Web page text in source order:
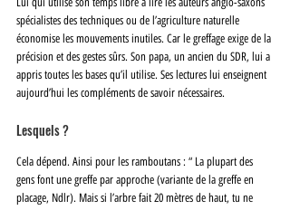
spécialistes des techniques ou de l’agriculture naturelle
économise les mouvements inutiles. Car le greffage exige de la
précision et des gestes sûrs. Son papa, un ancien du SDR, lui a
appris toutes les bases qu’il utilise. Ses lectures lui enseignent
aujourd’hui les compléments de savoir nécessaires.
Lesquels ?
Cela dépend. Ainsi pour les ramboutans : “ La plupart des
gens font une greffe par approche (variante de la greffe en
placage, Ndlr). Mais si l’arbre fait 20 mètres de haut, tu ne